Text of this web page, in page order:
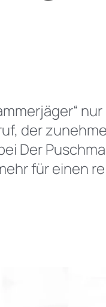
der
Der
für einen